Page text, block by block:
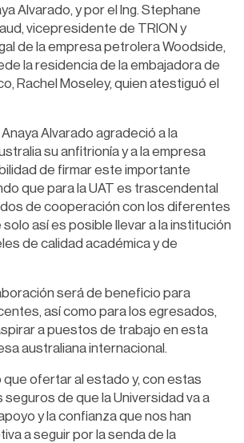
Alvarado, y por el Ing. Stephane
vicepresidente de TRION y
de la empresa petrolera Woodside,
la residencia de la embajadora de
Rachel Moseley, quien atestiguó el
Alvarado agradeció a la
su anfitrionía y a la empresa
de firmar este importante
que para la UAT es trascendental
de cooperación con los diferentes
así es posible llevar a la institución
de calidad académica y de
será de beneficio para
así como para los egresados,
a puestos de trabajo en esta
australiana internacional.
que ofertar al estado y, con estas
seguros de que la Universidad va a
y la confianza que nos han
a seguir por la senda de la